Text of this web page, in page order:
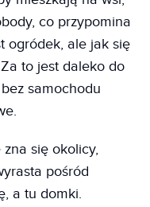
co przypomina
ogródek, ale jak się
to jest daleko do
samochodu
się okolicy,
pośród
a tu domki.